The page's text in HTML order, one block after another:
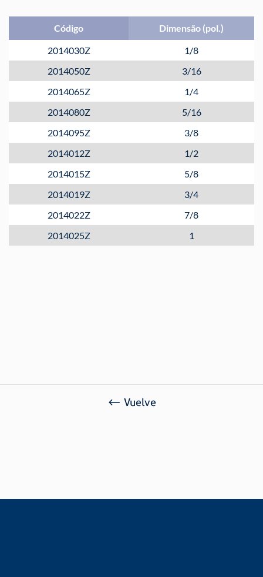
Código
Dimensão (pol.)
2014030Z
1/8
2014050Z
3/16
2014065Z
1/4
2014080Z
5/16
2014095Z
3/8
2014012Z
1/2
2014015Z
5/8
2014019Z
3/4
2014022Z
7/8
2014025Z
1
Classificação Fiscal: 73.26.90.90
Vuelve